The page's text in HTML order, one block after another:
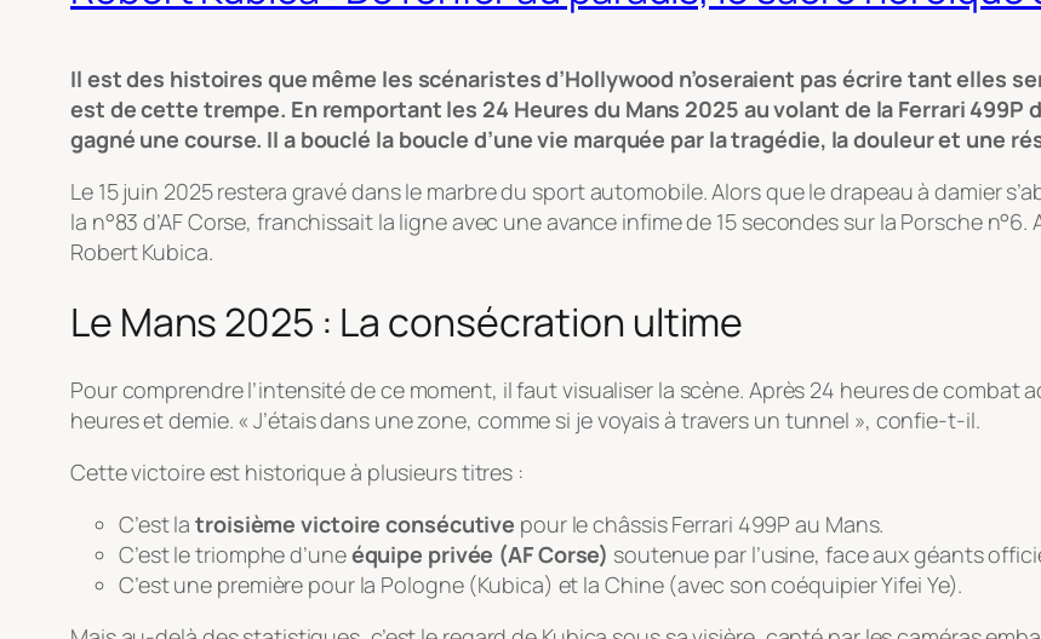
Il est des histoires que même les scénaristes d’Hollywood n’oseraient pas écrire tant elles
est de cette trempe. En remportant les 24 Heures du Mans 2025 au volant de la Ferrari 499P
gagné une course. Il a bouclé la boucle d’une vie marquée par la tragédie, la douleur et une
Le 15 juin 2025 restera gravé dans le marbre du sport automobile. Alors que le drapeau à damier
la n°83 d’AF Corse, franchissait la ligne avec une avance infime de 15 secondes sur la Porsche
Robert Kubica.
Le Mans 2025 : La consécration ultime
Pour comprendre l’intensité de ce moment, il faut visualiser la scène. Après 24 heures de combat
heures et demie. « J’étais dans une zone, comme si je voyais à travers un tunnel », confie-t-il.
Cette victoire est historique à plusieurs titres :
C’est latroisième victoire consécutive pour le châssis Ferrari 499P au Mans.
C’est le triomphe d’uneéquipe privée (AF Corse) soutenue par l’usine, face aux géants
C’est une première pour la Pologne (Kubica) et la Chine (avec son coéquipier Yifei Ye).